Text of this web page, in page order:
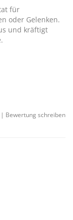
für
oder Gelenken.
und kräftigt
Bewertung schreiben